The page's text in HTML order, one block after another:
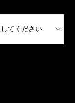
てください